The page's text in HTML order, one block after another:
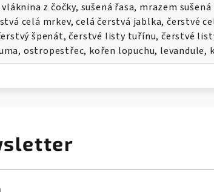
z čočky, sušená řasa, mrazem
celá mrkev, celá čerstvá jablka, čerstvé
špenát, čerstvé listy tuřínu, čerstvé
ostropestřec, kořen lopuchu, levandule,